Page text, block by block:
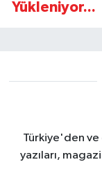
Yükleniyor...
Türkiye'den ve
yazıları,